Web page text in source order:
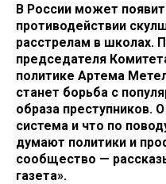
В России может
противодействии
расстрелам в школах.
председателя
политике Артема
станет борьба с
образа преступников.
система и что по
думают политики и
сообщество —
газета».